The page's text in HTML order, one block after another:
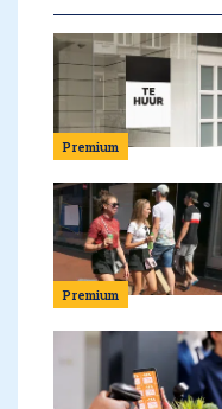
Premium
Premium